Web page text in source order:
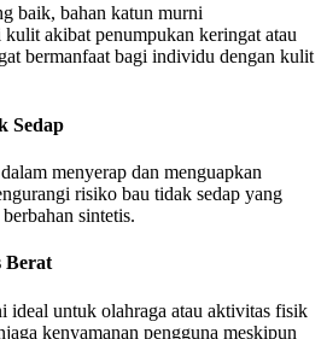
baik, bahan katun murni
akibat penumpukan keringat atau
bermanfaat bagi individu dengan kulit
Sedap
menyerap dan menguapkan
risiko bau tidak sedap yang
sintetis.
Berat
ideal untuk olahraga atau aktivitas fisik
kenyamanan pengguna meskipun